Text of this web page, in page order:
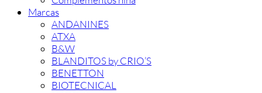
Marcas
ANDANINES
ATXA
B&W
BLANDITOS by CRIO’S
BENETTON
BIOTECNICAL